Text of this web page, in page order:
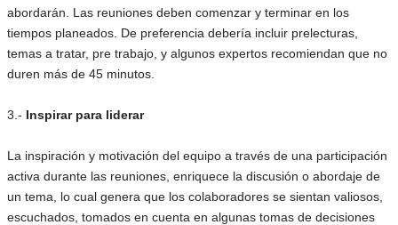
abordarán. Las reuniones deben comenzar y terminar en los
tiempos planeados. De preferencia debería incluir prelecturas,
temas a tratar, pre trabajo, y algunos expertos recomiendan que no
duren más de 45 minutos.
3.- Inspirar para liderar
La inspiración y motivación del equipo a través de una participación
activa durante las reuniones, enriquece la discusión o abordaje de
un tema, lo cual genera que los colaboradores se sientan valiosos,
escuchados, tomados en cuenta en algunas tomas de decisiones